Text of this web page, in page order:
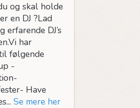
og skal holde
en DJ ?Lad
DJ’s
har
følgende
-
Have
Se mere her